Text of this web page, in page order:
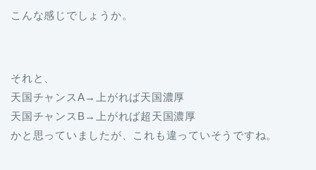
こんな感じでしょうか。
それと、
天国チャンスA→上がれば天国濃厚
天国チャンスB→上がれば超天国濃厚
かと思っていましたが、これも違っていそうですね。